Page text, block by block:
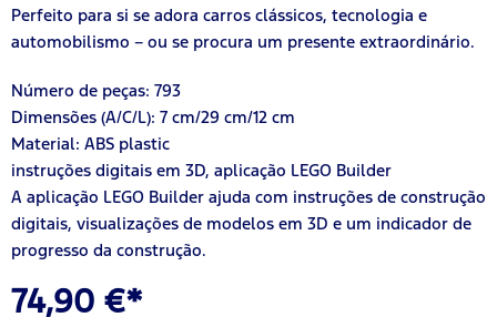
Perfeito para si se adora carros clássicos, tecnologia e
automobilismo – ou se procura um presente extraordinário.
Número de peças: 793
Dimensões (A/C/L): 7 cm/29 cm/12 cm
Material: ABS plastic
instruções digitais em 3D, aplicação LEGO Builder
A aplicação LEGO Builder ajuda com instruções de construção
digitais, visualizações de modelos em 3D e um indicador de
progresso da construção.
74,90 €*